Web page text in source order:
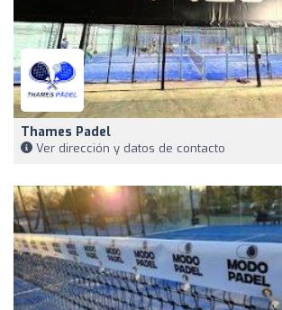
Thames Padel
Ver dirección y datos de contacto